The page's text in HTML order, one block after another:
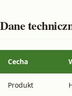
Dane
Cecha
Produkt